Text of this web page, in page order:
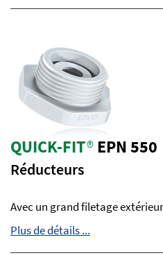
QUICK-FIT®EPN 550
Réducteurs
Avec un grand filetage
Plus de détails ...